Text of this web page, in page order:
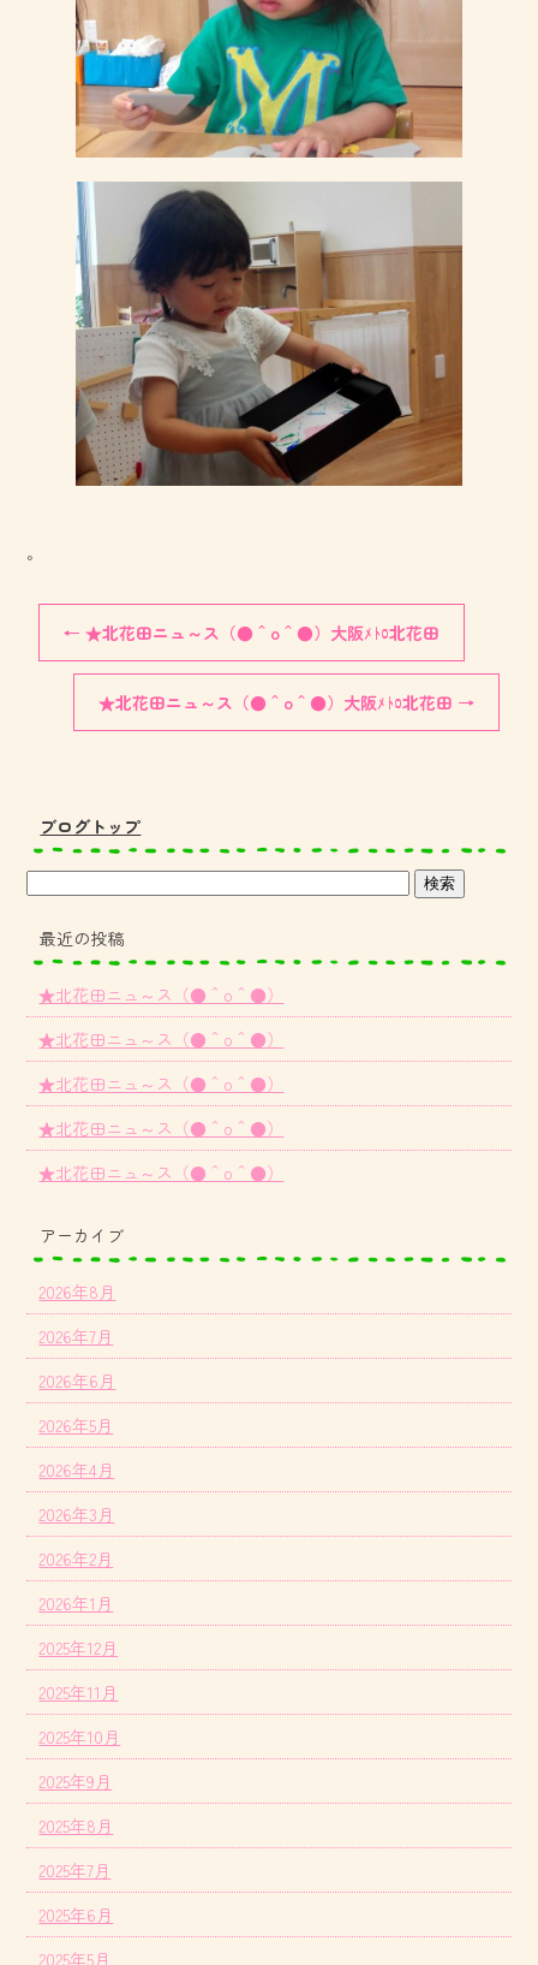
。
← ★北花田ニュ～ス（●＾o＾●）大阪ﾒﾄﾛ北花田
★北花田ニュ～ス（●＾o＾●）大阪ﾒﾄﾛ北花田 →
ブログトップ
最近の投稿
★北花田ニュ～ス（●＾o＾●）
★北花田ニュ～ス（●＾o＾●）
★北花田ニュ～ス（●＾o＾●）
★北花田ニュ～ス（●＾o＾●）
★北花田ニュ～ス（●＾o＾●）
アーカイブ
2026年8月
2026年7月
2026年6月
2026年5月
2026年4月
2026年3月
2026年2月
2026年1月
2025年12月
2025年11月
2025年10月
2025年9月
2025年8月
2025年7月
2025年6月
2025年5月